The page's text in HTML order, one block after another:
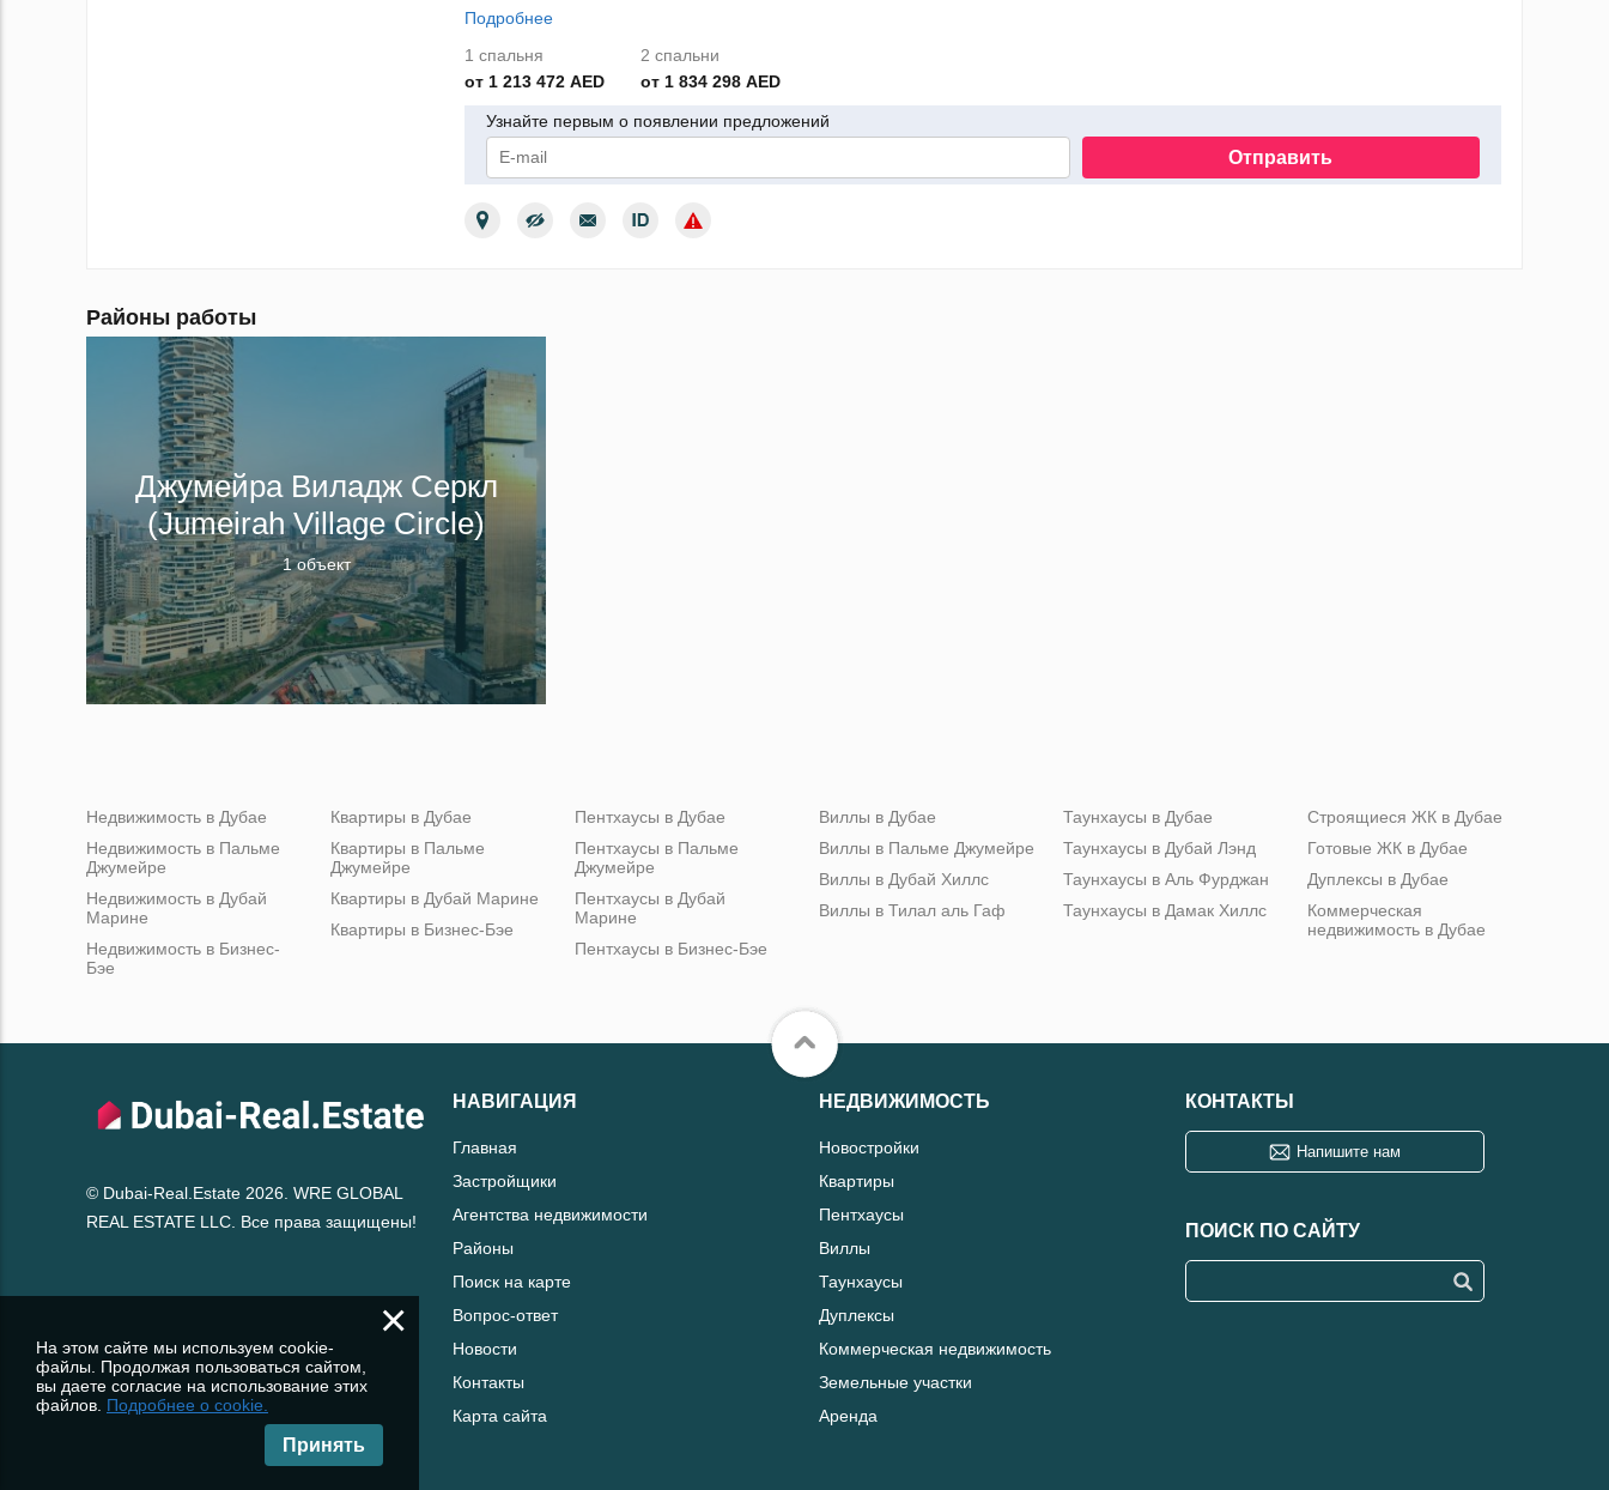
Подробнее
1 спальня
от 1 213 472 AED
2 спальни
от 1 834 298 AED
Узнайте первым о появлении предложений
Отправить
Районы работы
Джумейра Виладж Серкл
(Jumeirah Village Circle)
1 объект
Недвижимость в Дубае
Недвижимость в Пальме
Джумейре
Недвижимость в Дубай
Марине
Недвижимость в Бизнес-
Бэе
Квартиры в Дубае
Квартиры в Пальме
Джумейре
Квартиры в Дубай Марине
Квартиры в Бизнес-Бэе
Пентхаусы в Дубае
Пентхаусы в Пальме
Джумейре
Пентхаусы в Дубай
Марине
Пентхаусы в Бизнес-Бэе
Виллы в Дубае
Виллы в Пальме Джумейре
Виллы в Дубай Хиллс
Виллы в Тилал аль Гаф
Таунхаусы в Дубае
Таунхаусы в Дубай Лэнд
Таунхаусы в Аль Фурджан
Таунхаусы в Дамак Хиллс
Строящиеся ЖК в Дубае
Готовые ЖК в Дубае
Дуплексы в Дубае
Коммерческая
недвижимость в Дубае
© Dubai-Real.Estate 2026. WRE GLOBAL
REAL ESTATE LLC. Все права защищены!
НАВИГАЦИЯ
Главная
Застройщики
Агентства недвижимости
Районы
Поиск на карте
Вопрос-ответ
Новости
Контакты
Карта сайта
НЕДВИЖИМОСТЬ
Новостройки
Квартиры
Пентхаусы
Виллы
Таунхаусы
Дуплексы
Коммерческая недвижимость
Земельные участки
Аренда
КОНТАКТЫ
Напишите нам
ПОИСК ПО САЙТУ
×
На этом сайте мы используем cookie-
файлы. Продолжая пользоваться сайтом,
вы даете согласие на использование этих
файлов. Подробнее о cookie.
Принять